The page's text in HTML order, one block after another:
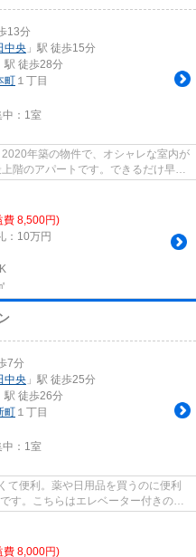
13分
中央 」駅 徒歩15分
駅 徒歩28分
町 １丁目
： 1室
年築の物件で、オシャレな室内が
階のアパートです。できるだけ早め
費 8,500円)
：10万円
7分
中央 」駅 徒歩25分
駅 徒歩26分
町 １丁目
： 1室
て便利。薬や日用品を買うのに便利
す。こちらはエレベーター付きの物
費 8,000円)